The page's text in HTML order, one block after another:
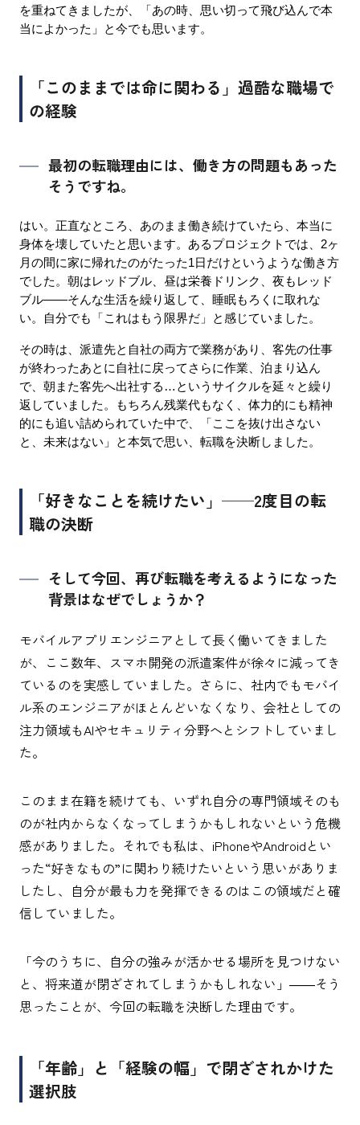
を重ねてきましたが、「あの時、思い切って飛び込んで本
当によかった」と今でも思います。
「このままでは命に関わる」過酷な職場で
の経験
最初の転職理由には、働き方の問題もあった
そうですね。
はい。正直なところ、あのまま働き続けていたら、本当に
身体を壊していたと思います。あるプロジェクトでは、2ヶ
月の間に家に帰れたのがたった1日だけというような働き方
でした。朝はレッドブル、昼は栄養ドリンク、夜もレッド
ブル――そんな生活を繰り返して、睡眠もろくに取れな
い。自分でも「これはもう限界だ」と感じていました。
その時は、派遣先と自社の両方で業務があり、客先の仕事
が終わったあとに自社に戻ってさらに作業、泊まり込ん
で、朝また客先へ出社する…というサイクルを延々と繰り
返していました。もちろん残業代もなく、体力的にも精神
的にも追い詰められていた中で、「ここを抜け出さない
と、未来はない」と本気で思い、転職を決断しました。
「好きなことを続けたい」──2度目の転
職の決断
そして今回、再び転職を考えるようになった
背景はなぜでしょうか？
モバイルアプリエンジニアとして長く働いてきました
が、ここ数年、スマホ開発の派遣案件が徐々に減ってき
ているのを実感していました。さらに、社内でもモバイ
ル系のエンジニアがほとんどいなくなり、会社としての
注力領域もAIやセキュリティ分野へとシフトしていまし
た。
このまま在籍を続けても、いずれ自分の専門領域そのも
のが社内からなくなってしまうかもしれないという危機
感がありました。それでも私は、iPhoneやAndroidとい
った“好きなもの”に関わり続けたいという思いがありま
したし、自分が最も力を発揮できるのはこの領域だと確
信していました。
「今のうちに、自分の強みが活かせる場所を見つけない
と、将来道が閉ざされてしまうかもしれない」――そう
思ったことが、今回の転職を決断した理由です。
「年齢」と「経験の幅」で閉ざされかけた
選択肢